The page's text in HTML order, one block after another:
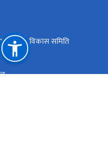
एकीकृत विकास समिति